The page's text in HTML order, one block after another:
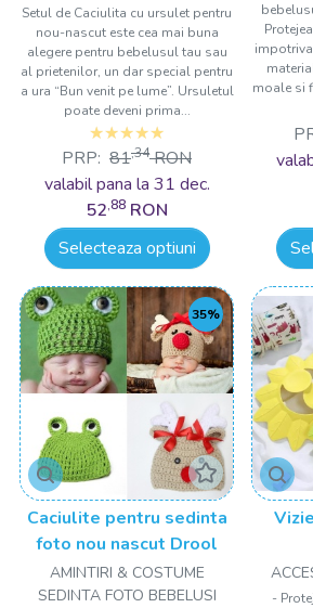
Setul de Caciulita cu ursulet pentru
nou-nascut este cea mai buna
alegere pentru bebelusul tau sau
al prietenilor, un dar special pentru
a ura “Bun venit pe lume”. Ursuletul
poate deveni prima...
PRP: 81,34 RON
valabil pana la 31 dec.
52,88 RON
Selecteaza optiuni
moale si
35%
Caciulite pentru sedinta
foto nou nascut Drool
AMINTIRI & COSTUME
SEDINTA FOTO BEBELUSI
-